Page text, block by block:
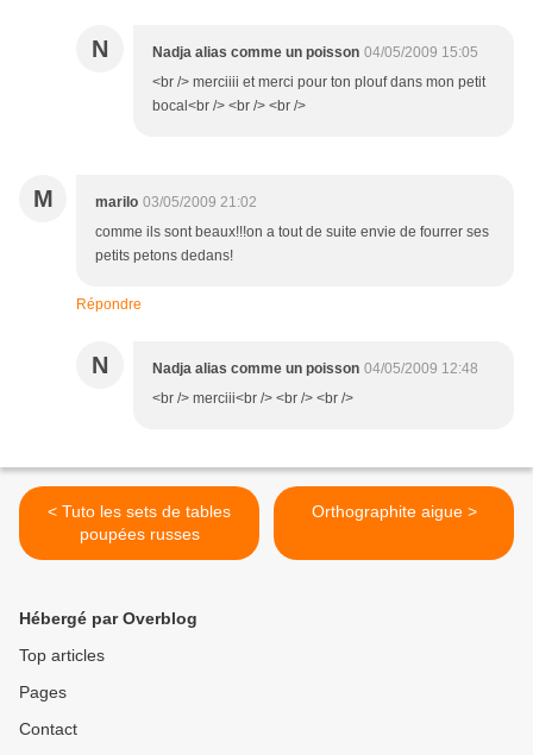
N Nadja alias comme un poisson 04/05/2009 15:05
<br /> merciiii et merci pour ton plouf dans mon petit
bocal<br /> <br /> <br />
M marilo 03/05/2009 21:02
comme ils sont beaux!!!on a tout de suite envie de fourrer ses
petits petons dedans!
Répondre
N Nadja alias comme un poisson 04/05/2009 12:48
<br /> merciii<br /> <br /> <br />
< Tuto les sets de tables
poupées russes
Orthographite aigue >
Hébergé par Overblog
Top articles
Pages
Contact